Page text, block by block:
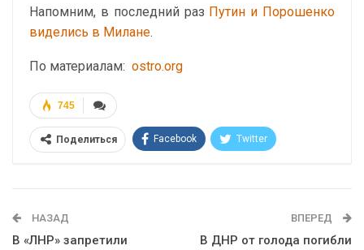
Напомним, в последний раз Путин и Порошенко
виделись в Милане.
По материалам: ostro.org
745
Поделиться Facebook Twitter
НАЗАД
В «ЛНР» запретили
ВПЕРЕД
В ДНР от голода погибли